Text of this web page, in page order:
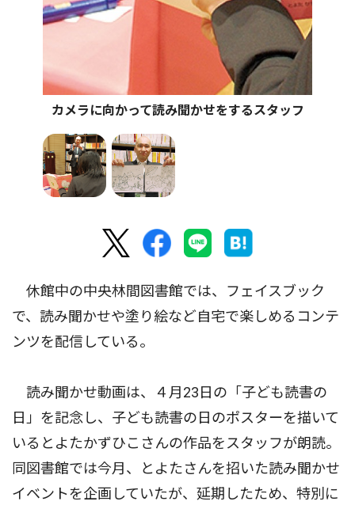
カメラに向かって読み聞かせをするスタッフ
休館中の中央林間図書館では、フェイスブック
で、読み聞かせや塗り絵など自宅で楽しめるコンテ
ンツを配信している。
読み聞かせ動画は、４月23日の「子ども読書の
日」を記念し、子ども読書の日のポスターを描いて
いるとよたかずひこさんの作品をスタッフが朗読。
同図書館では今月、とよたさんを招いた読み聞かせ
イベントを企画していたが、延期したため、特別に